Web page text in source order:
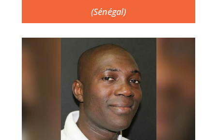
(Sénégal)